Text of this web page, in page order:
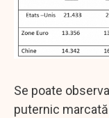
Se poate
puternic